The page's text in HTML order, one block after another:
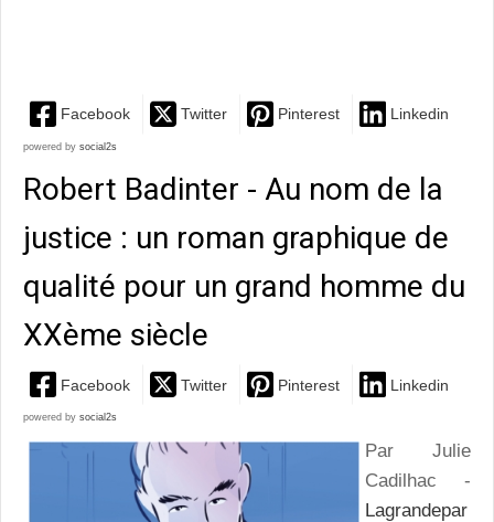
Facebook Twitter Pinterest Linkedin
powered by social2s
Robert Badinter - Au nom de la
justice : un roman graphique de
qualité pour un grand homme du
XXème siècle
Facebook Twitter Pinterest Linkedin
powered by social2s
Par Julie
Cadilhac -
Lagrandepar